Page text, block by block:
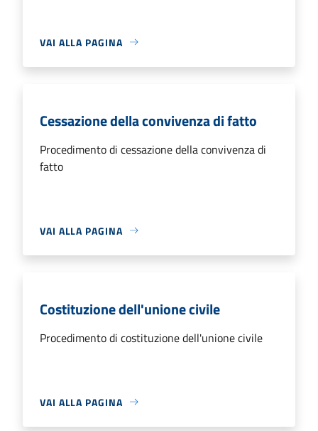
VAI ALLA PAGINA
Cessazione della convivenza di fatto
Procedimento di cessazione della convivenza di
fatto
VAI ALLA PAGINA
Costituzione dell'unione civile
Procedimento di costituzione dell'unione civile
VAI ALLA PAGINA